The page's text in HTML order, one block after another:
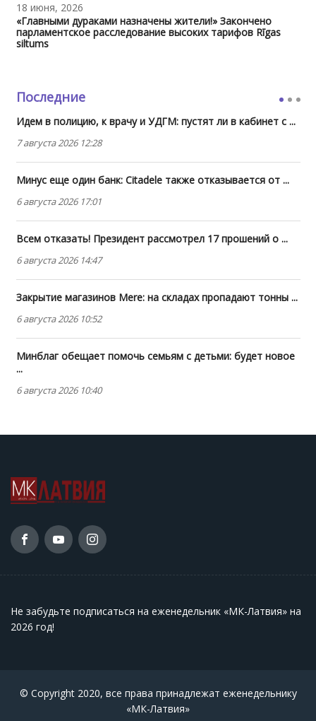
18 июня, 2026
«Главными дураками назначены жители!» Закончено
парламентское расследование высоких тарифов Rīgas
siltums
Последние
Идем в полицию, к врачу и УДГМ: пустят ли в кабинет с ...
7 августа 2026 12:28
Минус еще один банк: Citadele также отказывается от ...
6 августа 2026 17:01
Всем отказать! Президент рассмотрел 17 прошений о ...
6 августа 2026 14:47
Закрытие магазинов Mere: на складах пропадают тонны ...
6 августа 2026 10:52
Минблаг обещает помочь семьям с детьми: будет новое
...
6 августа 2026 10:40
Не забудьте подписаться на еженедельник «МК-Латвия» на
2026 год!
© Copyright 2020, все права принадлежат еженедельнику
«МК-Латвия»